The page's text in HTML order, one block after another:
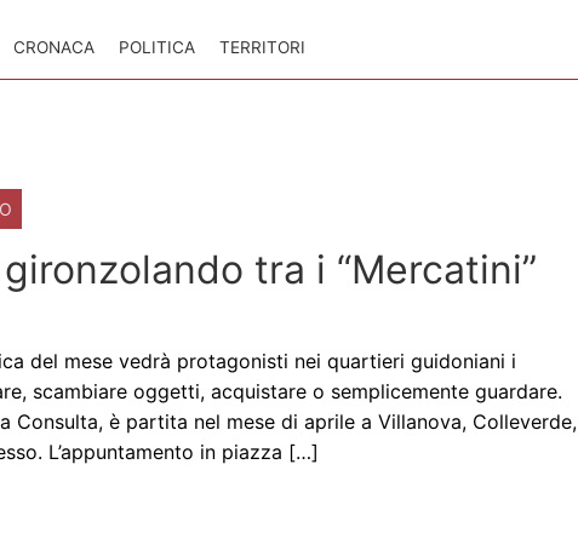
CRONACA POLITICA TERRITORI
tra i “Mercatini”
del mese vedrà protagonisti nei quartieri guidoniani i
scambiare oggetti, acquistare o semplicemente guardare.
Consulta, è partita nel mese di aprile a Villanova, Colleverde,
L’appuntamento in piazza […]